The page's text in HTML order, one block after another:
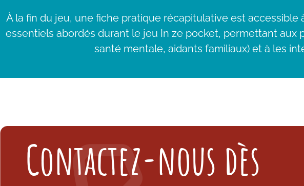
À la fin du jeu, une fiche pratique récapitulative est
essentiels abordés durant le jeu In ze pocket, permettant
santé mentale, aidants familiaux) et à les
Contactez-nous dès